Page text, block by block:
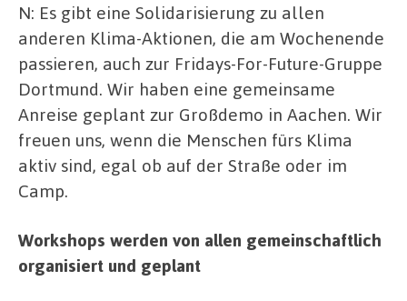
N: Es gibt eine Solidarisierung zu allen
anderen Klima-Aktionen, die am Wochenende
passieren, auch zur Fridays-For-Future-Gruppe
Dortmund. Wir haben eine gemeinsame
Anreise geplant zur Großdemo in Aachen. Wir
freuen uns, wenn die Menschen fürs Klima
aktiv sind, egal ob auf der Straße oder im
Camp.
Workshops werden von allen gemeinschaftlich
organisiert und geplant